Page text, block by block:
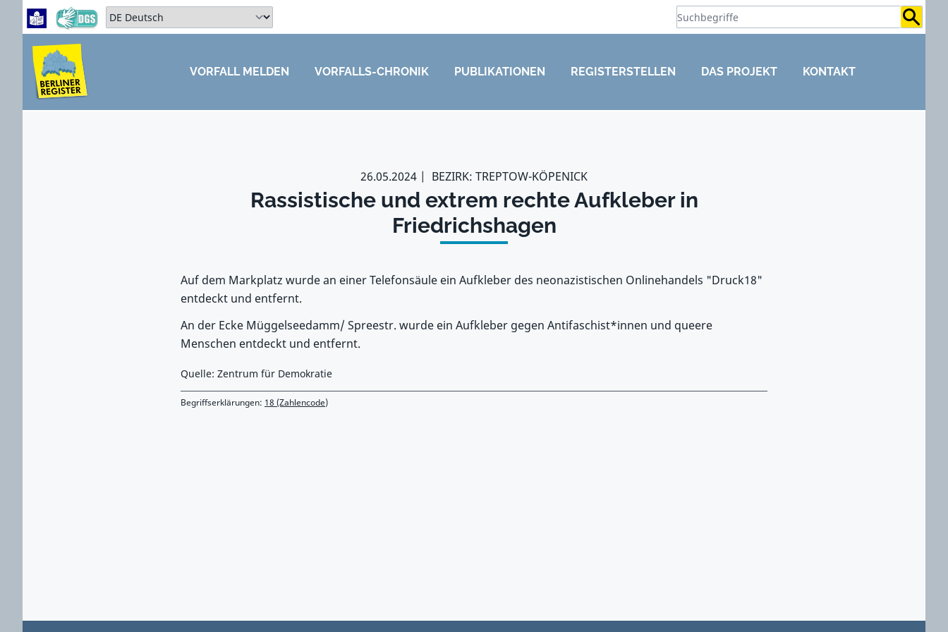
Zum Hauptbereich springen
Zum Hauptmenü springen
Sprache auswählen:
ZUM HAUPTBEREICH SPRINGEN
VORFALL MELDEN VORFALLS-CHRONIK PUBLIKATIONEN REGISTERSTELLEN DAS PROJEKT KONTAKT
26.05.2024 BEZIRK: TREPTOW-KÖPENICK
Rassistische und extrem rechte Aufkleber in
Friedrichshagen
Auf dem Markplatz wurde an einer Telefonsäule ein Aufkleber des neonazistischen Onlinehandels "Druck18"
entdeckt und entfernt.
An der Ecke Müggelseedamm/ Spreestr. wurde ein Aufkleber gegen Antifaschist*innen und queere
Menschen entdeckt und entfernt.
Quelle: Zentrum für Demokratie
Begriffserklärungen: 18 (Zahlencode)